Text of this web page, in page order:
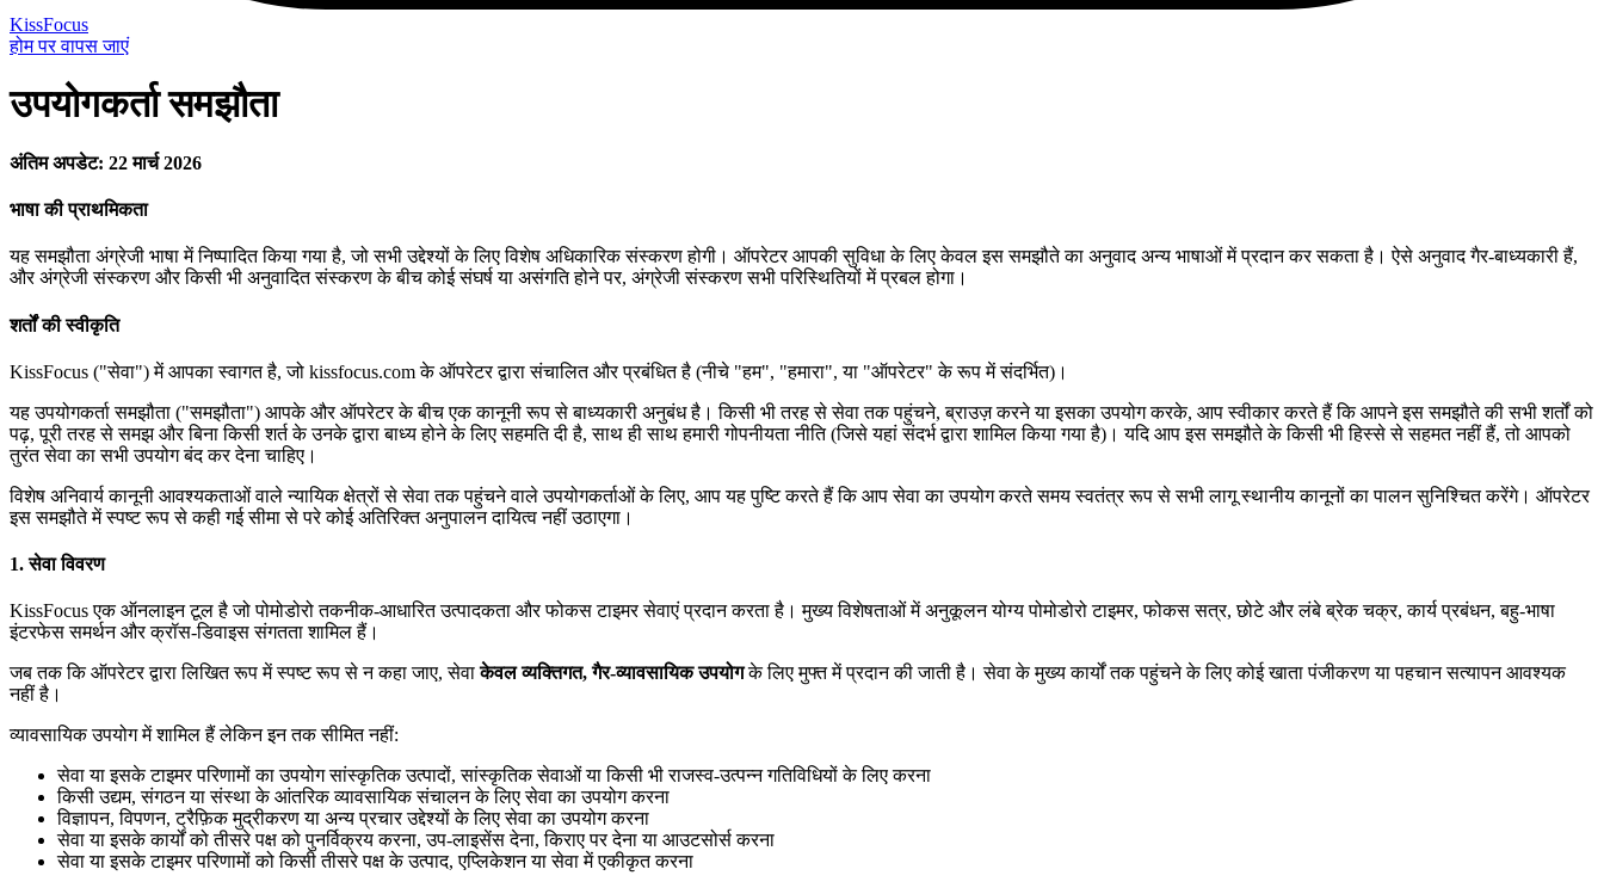
KissFocus
होम पर वापस जाएं
उपयोगकर्ता समझौता
अंतिम अपडेट: 22 मार्च 2026
भाषा की प्राथमिकता
यह समझौता अंग्रेजी भाषा में निष्पादित किया गया है, जो सभी उद्देश्यों के लिए विशेष अधिकारिक संस्करण होगी। ऑपरेटर आपकी सुविधा के लिए केवल इस समझौते का अनुवाद अन्य भाषाओं में प्रदान कर सकता है। ऐसे अनुवाद गैर-बाध्यकारी हैं,
और अंग्रेजी संस्करण और किसी भी अनुवादित संस्करण के बीच कोई संघर्ष या असंगति होने पर, अंग्रेजी संस्करण सभी परिस्थितियों में प्रबल होगा।
शर्तों की स्वीकृति
KissFocus ("सेवा") में आपका स्वागत है, जो kissfocus.com के ऑपरेटर द्वारा संचालित और प्रबंधित है (नीचे "हम", "हमारा", या "ऑपरेटर" के रूप में संदर्भित)।
यह उपयोगकर्ता समझौता ("समझौता") आपके और ऑपरेटर के बीच एक कानूनी रूप से बाध्यकारी अनुबंध है। किसी भी तरह से सेवा तक पहुंचने, ब्राउज़ करने या इसका उपयोग करके, आप स्वीकार करते हैं कि आपने इस समझौते की सभी शर्तों को
पढ़, पूरी तरह से समझ और बिना किसी शर्त के उनके द्वारा बाध्य होने के लिए सहमति दी है, साथ ही साथ हमारी गोपनीयता नीति (जिसे यहां संदर्भ द्वारा शामिल किया गया है)। यदि आप इस समझौते के किसी भी हिस्से से सहमत नहीं हैं, तो आपको
तुरंत सेवा का सभी उपयोग बंद कर देना चाहिए।
विशेष अनिवार्य कानूनी आवश्यकताओं वाले न्यायिक क्षेत्रों से सेवा तक पहुंचने वाले उपयोगकर्ताओं के लिए, आप यह पुष्टि करते हैं कि आप सेवा का उपयोग करते समय स्वतंत्र रूप से सभी लागू स्थानीय कानूनों का पालन सुनिश्चित करेंगे। ऑपरेटर
इस समझौते में स्पष्ट रूप से कही गई सीमा से परे कोई अतिरिक्त अनुपालन दायित्व नहीं उठाएगा।
1. सेवा विवरण
KissFocus एक ऑनलाइन टूल है जो पोमोडोरो तकनीक-आधारित उत्पादकता और फोकस टाइमर सेवाएं प्रदान करता है। मुख्य विशेषताओं में अनुकूलन योग्य पोमोडोरो टाइमर, फोकस सत्र, छोटे और लंबे ब्रेक चक्र, कार्य प्रबंधन, बहु-भाषा
इंटरफेस समर्थन और क्रॉस-डिवाइस संगतता शामिल हैं।
जब तक कि ऑपरेटर द्वारा लिखित रूप में स्पष्ट रूप से न कहा जाए, सेवाकेवल व्यक्तिगत, गैर-व्यावसायिक उपयोगके लिए मुफ्त में प्रदान की जाती है। सेवा के मुख्य कार्यों तक पहुंचने के लिए कोई खाता पंजीकरण या पहचान सत्यापन आवश्यक
नहीं है।
व्यावसायिक उपयोग में शामिल हैं लेकिन इन तक सीमित नहीं:
सेवा या इसके टाइमर परिणामों का उपयोग सांस्कृतिक उत्पादों, सांस्कृतिक सेवाओं या किसी भी राजस्व-उत्पन्न गतिविधियों के लिए करना
किसी उद्यम, संगठन या संस्था के आंतरिक व्यावसायिक संचालन के लिए सेवा का उपयोग करना
विज्ञापन, विपणन, ट्रैफ़िक मुद्रीकरण या अन्य प्रचार उद्देश्यों के लिए सेवा का उपयोग करना
सेवा या इसके कार्यों को तीसरे पक्ष को पुनर्विक्रय करना, उप-लाइसेंस देना, किराए पर देना या आउटसोर्स करना
सेवा या इसके टाइमर परिणामों को किसी तीसरे पक्ष के उत्पाद, एप्लिकेशन या सेवा में एकीकृत करना